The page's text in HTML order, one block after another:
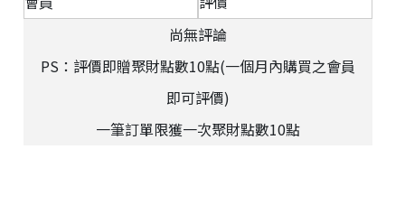
尚無評論
PS：評價即贈聚財點數10點(一個月內購買之會員
即可評價)
一筆訂單限獲一次聚財點數10點